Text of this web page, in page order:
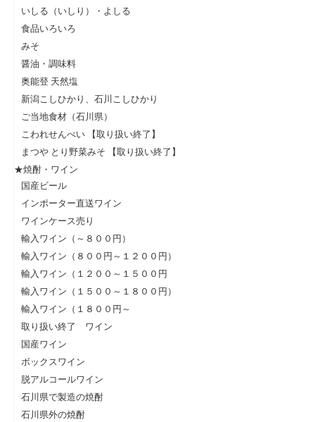
いしる（いしり）・よしる
食品いろいろ
みそ
醤油・調味料
奥能登 天然塩
新潟こしひかり、石川こしひかり
ご当地食材（石川県）
こわれせんべい 【取り扱い終了】
まつや とり野菜みそ 【取り扱い終了】
★焼酎・ワイン
国産ビール
インポーター直送ワイン
ワインケース売り
輸入ワイン（～８００円）
輸入ワイン（８００円～１２００円）
輸入ワイン（１２００～１５００円
輸入ワイン（１５００～１８００円）
輸入ワイン（１８００円～
取り扱い終了 ワイン
国産ワイン
ボックスワイン
脱アルコールワイン
石川県で製造の焼酎
石川県外の焼酎